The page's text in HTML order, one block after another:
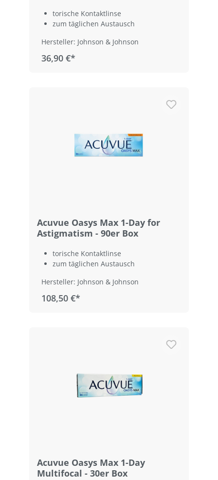
torische Kontaktlinse
zum täglichen Austausch
Hersteller: Johnson & Johnson
36,90 €*
Acuvue Oasys Max 1-Day for
Astigmatism - 90er Box
torische Kontaktlinse
zum täglichen Austausch
Hersteller: Johnson & Johnson
108,50 €*
Acuvue Oasys Max 1-Day
Multifocal - 30er Box